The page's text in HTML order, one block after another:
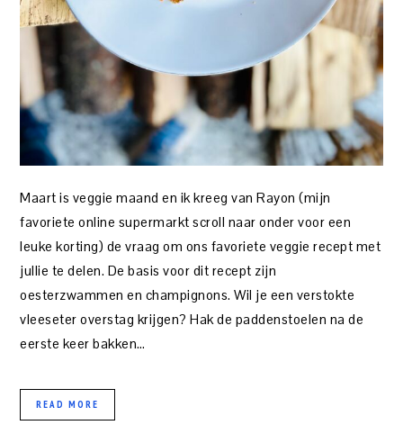
Maart is veggie maand en ik kreeg van Rayon (mijn
favoriete online supermarkt scroll naar onder voor een
leuke korting) de vraag om ons favoriete veggie recept met
jullie te delen. De basis voor dit recept zijn
oesterzwammen en champignons. Wil je een verstokte
vleeseter overstag krijgen? Hak de paddenstoelen na de
eerste keer bakken…
READ MORE